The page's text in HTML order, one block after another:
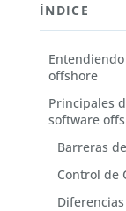
ÍNDICE
offshore
Principales
software
Barreras
Control de